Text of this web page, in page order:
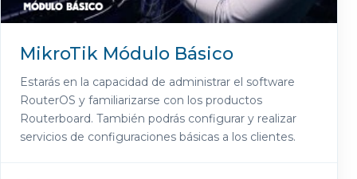
MikroTik Módulo Básico
Estarás en la capacidad de administrar el software
RouterOS y familiarizarse con los productos
Routerboard. También podrás configurar y realizar
servicios de configuraciones básicas a los clientes.